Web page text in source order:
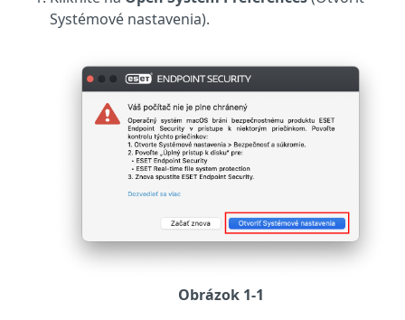
Systémové nastavenia).
Obrázok 1-1